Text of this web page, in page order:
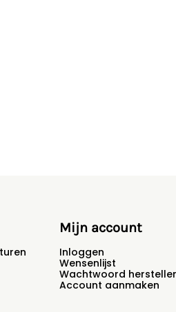
Mijn account
Inloggen
Wensenlijst
Wachtwoord
Account aanmaken